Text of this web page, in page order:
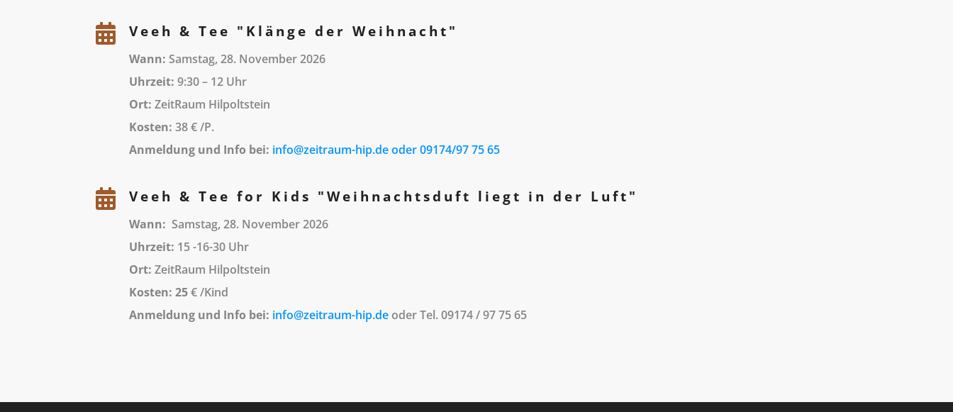
 Veeh & Tee "Klänge der Weihnacht"
Wann: Samstag, 28. November 2026
Uhrzeit: 9:30 – 12Uhr
Ort: ZeitRaum Hilpoltstein
Kosten: 38 € /P.
Anmeldung und Info bei: info@zeitraum-hip.de oder 09174/97 75 65
 Veeh & Tee for Kids "Weihnachtsduft liegt in der Luft"
Wann: Samstag, 28. November 2026
Uhrzeit: 15 -16-30 Uhr
Ort: ZeitRaum Hilpoltstein
Kosten: 25€ /Kind
Anmeldung und Info bei: info@zeitraum-hip.deoder Tel. 09174 / 97 75 65